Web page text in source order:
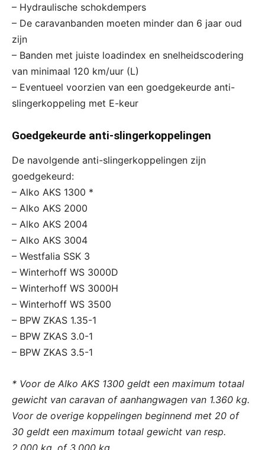
– Hydraulische schokdempers
– De caravanbanden moeten minder dan 6 jaar oud
zijn
– Banden met juiste loadindex en snelheidscodering
van minimaal 120 km/uur (L)
– Eventueel voorzien van een goedgekeurde anti-
slingerkoppeling met E-keur
Goedgekeurde anti-slingerkoppelingen
De navolgende anti-slingerkoppelingen zijn
goedgekeurd:
– Alko AKS 1300 *
– Alko AKS 2000
– Alko AKS 2004
– Alko AKS 3004
– Westfalia SSK 3
– Winterhoff WS 3000D
– Winterhoff WS 3000H
– Winterhoff WS 3500
– BPW ZKAS 1.35-1
– BPW ZKAS 3.0-1
– BPW ZKAS 3.5-1
* Voor de Alko AKS 1300 geldt een maximum totaal
gewicht van caravan of aanhangwagen van 1.360 kg.
Voor de overige koppelingen beginnend met 20 of
30 geldt een maximum totaal gewicht van resp.
2.000 kg. of 3.000 kg.